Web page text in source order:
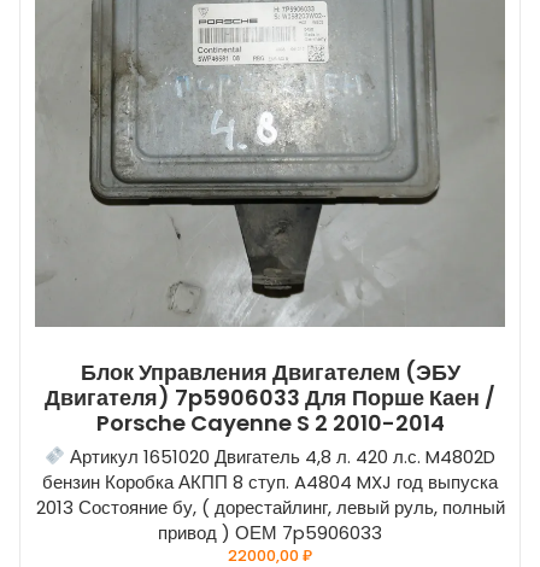
Блок Управления Двигателем (ЭБУ
Двигателя) 7p5906033 Для Порше Каен /
Porsche Cayenne S 2 2010-2014
Артикул 1651020 Двигатель 4,8 л. 420 л.с. M4802D
бензин Коробка АКПП 8 ступ. A4804 MXJ год выпуска
2013 Состояние бу, ( дорестайлинг, левый руль, полный
привод ) ОЕМ 7p5906033
22000,00₽